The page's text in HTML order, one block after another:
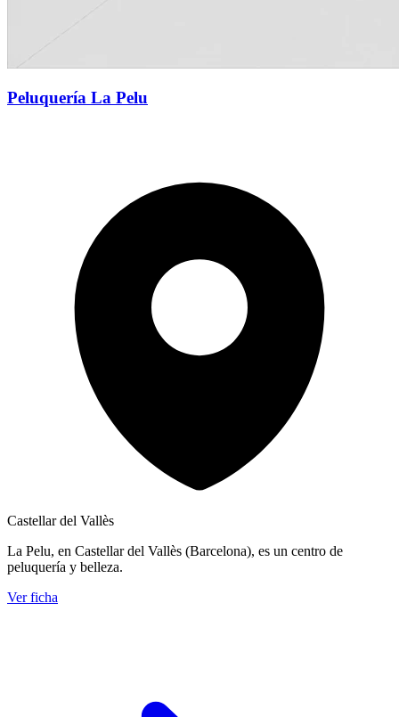
Peluquería La Pelu
Castellar del Vallès
La Pelu, en Castellar del Vallès (Barcelona), es un centro de
peluquería y belleza.
Ver ficha